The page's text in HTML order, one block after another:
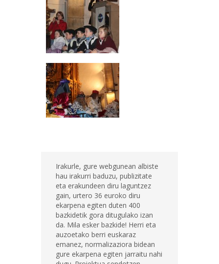
Irakurle, gure webgunean albiste
hau irakurri baduzu, publizitate
eta erakundeen diru laguntzez
gain, urtero 36 euroko diru
ekarpena egiten duten 400
bazkidetik gora ditugulako izan
da. Mila esker bazkide! Herri eta
auzoetako berri euskaraz
emanez, normalizaziora bidean
gure ekarpena egiten jarraitu nahi